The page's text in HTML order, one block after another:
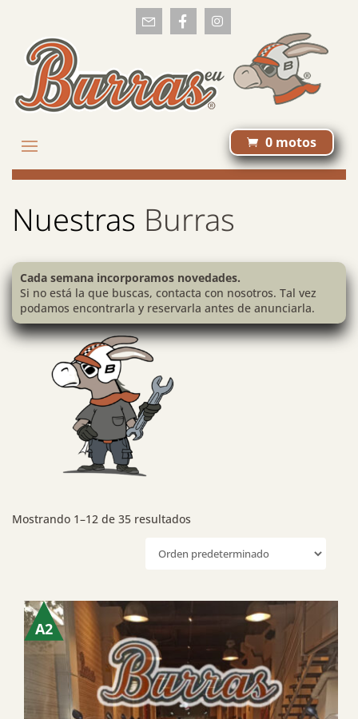
 0 motos
Nuestras Burras
Cada semana incorporamos novedades.
Si no está la que buscas, contacta con nosotros. Tal vez
podamos encontrarla y reservarla antes de anunciarla.
Mostrando 1–12 de 35 resultados
A2